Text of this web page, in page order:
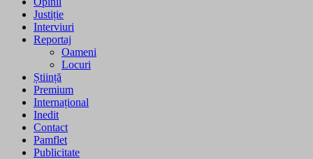
Justiție
Interviuri
Reportaj
Oameni
Locuri
Știință
Premium
Internațional
Inedit
Contact
Pamflet
Publicitate